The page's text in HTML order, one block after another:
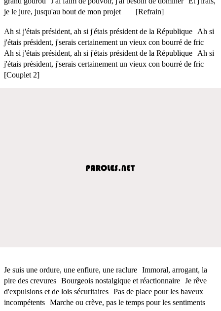
je le jure, jusqu'au bout de mon projet [Refrain]
Ah si j'étais président, ah si j'étais président de la République Ah si
j'étais président, j'serais certainement un vieux con bourré de fric
Ah si j'étais président, ah si j'étais président de la République Ah si
j'étais président, j'serais certainement un vieux con bourré de fric
[Couplet 2]
Je suis une ordure, une enflure, une raclure Immoral, arrogant, la
pire des crevures Bourgeois nostalgique et réactionnaire Je rêve
d'expulsions et de lois sécuritaires Pas de place pour les baveux
incompétents Marche ou crève, pas le temps pour les sentiments